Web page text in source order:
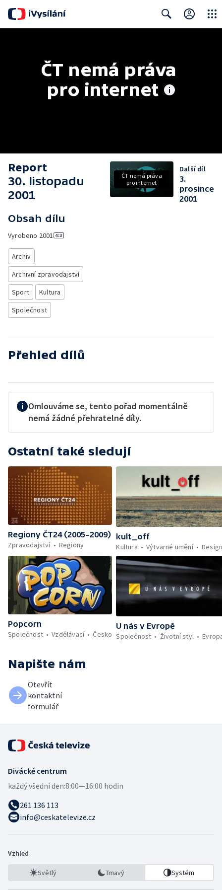
ČT nemá práva
pro internet
Report
30. listopadu
2001
Obsah dílu
Vyrobeno 2001
Archiv
Archivní zpravodajství
Sport
Kultura
Společnost
ČT nemá práva
pro internet
Další díl
3.
prosince
2001
Přehled dílů
Omlouváme se, tento pořad momentálně
nemá žádné přehratelné díly.
Ostatní také sledují
Regiony ČT24 (2005–2009)
Zpravodajství
Regiony
kult_off
Kultura
Výtvarné umění
Popcorn
Společnost
Vzdělávací Česko
U nás v Evropě
Společnost
Životní styl
Napište nám
Otevřít
kontaktní
formulář
Divácké centrum
každý všední den:8:00—16:00 hodin
261 136 113
info@ceskatelevize.cz
Vzhled
Světlý Tmavý Systém